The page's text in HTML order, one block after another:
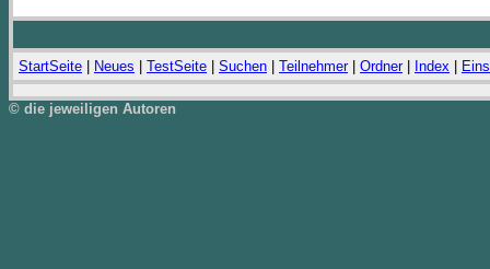
StartSeite Neues TestSeite Suchen Teilnehmer| Ordner| Index
© die jeweiligen Autoren